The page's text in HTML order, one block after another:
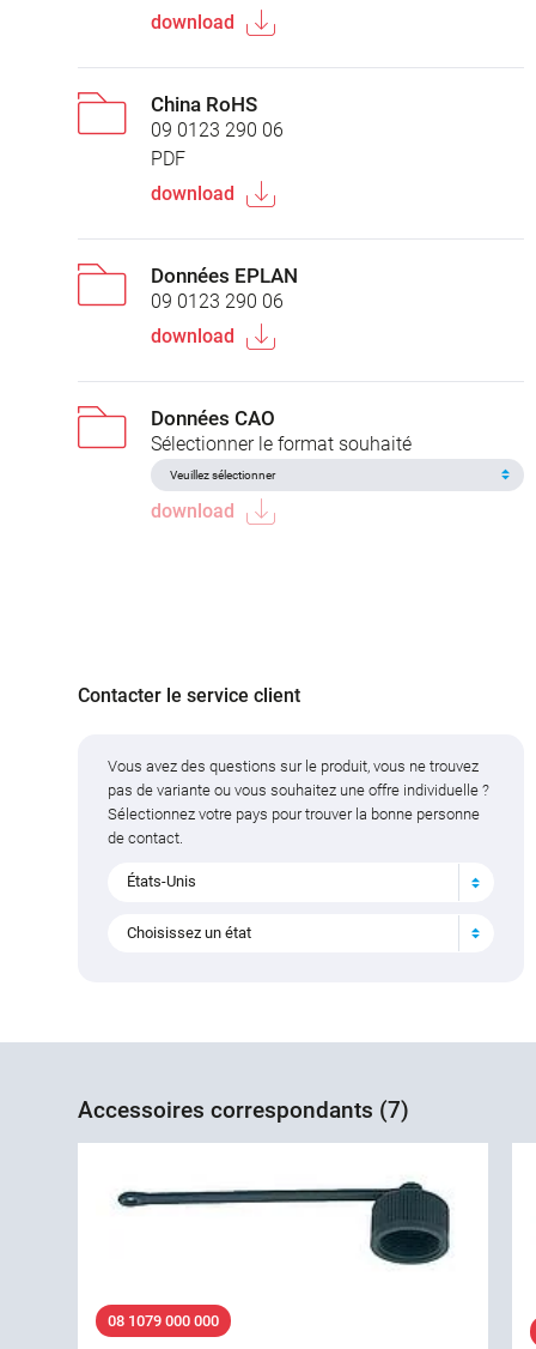
download
China RoHS
09 0123 290 06
PDF
download
Données EPLAN
09 0123 290 06
download
Données CAO
Sélectionner le format souhaité
download
Contacter le service client
Vous avez des questions sur le produit, vous ne trouvez
pas de variante ou vous souhaitez une offre individuelle ?
Sélectionnez votre pays pour trouver la bonne personne
de contact.
États-Unis
Choisissez un état
Accessoires correspondants (7)
08 1079 000 000